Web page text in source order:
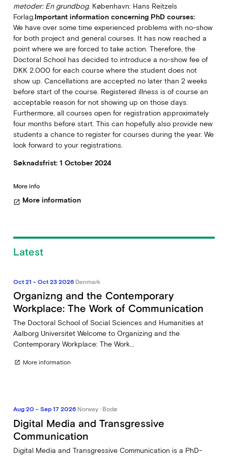
metoder: En grundbog. København: Hans Reitzels
Forlag. Important information concerning PhD courses:
We have over some time experienced problems with no-show
for both project and general courses. It has now reached a
point where we are forced to take action. Therefore, the
Doctoral School has decided to introduce a no-show fee of
DKK 2.000 for each course where the student does not
show up. Cancellations are accepted no later than 2 weeks
before start of the course. Registered illness is of course an
acceptable reason for not showing up on those days.
Furthermore, all courses open for registration approximately
four months before start. This can hopefully also provide new
students a chance to register for courses during the year. We
look forward to your registrations.
Søknadsfrist: 1 October 2024
More info
open_in_new More information
Latest
Oct 21 - Oct 23 2026 Denmark
Organizng and the Contemporary
Workplace: The Work of Communication
The Doctoral School of Social Sciences and Humanities at
Aalborg Universitet Welcome to Organizing and the
Contemporary Workplace: The Work...
open_in_new More information
Aug 20 - Sep 17 2026 Norway · Bodø
Digital Media and Transgressive
Communication
Digital Media and Transgressive Communication is a PhD-